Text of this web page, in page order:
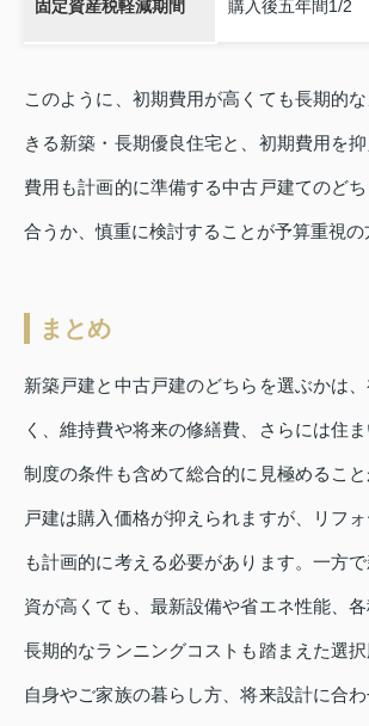
固定資産税軽減期間 購入後五年間1/2
このように、初期費用が高くても長期的
きる新築・長期優良住宅と、初期費用を
費用も計画的に準備する中古戸建てのど
合うか、慎重に検討することが予算重視の
まとめ
新築戸建と中古戸建のどちらを選ぶかは
く、維持費や将来の修繕費、さらには住
制度の条件も含めて総合的に見極めるこ
戸建は購入価格が抑えられますが、リフ
も計画的に考える必要があります。一方
資が高くても、最新設備や省エネ性能、
長期的なランニングコストも踏まえた選
自身やご家族の暮らし方、将来設計に合